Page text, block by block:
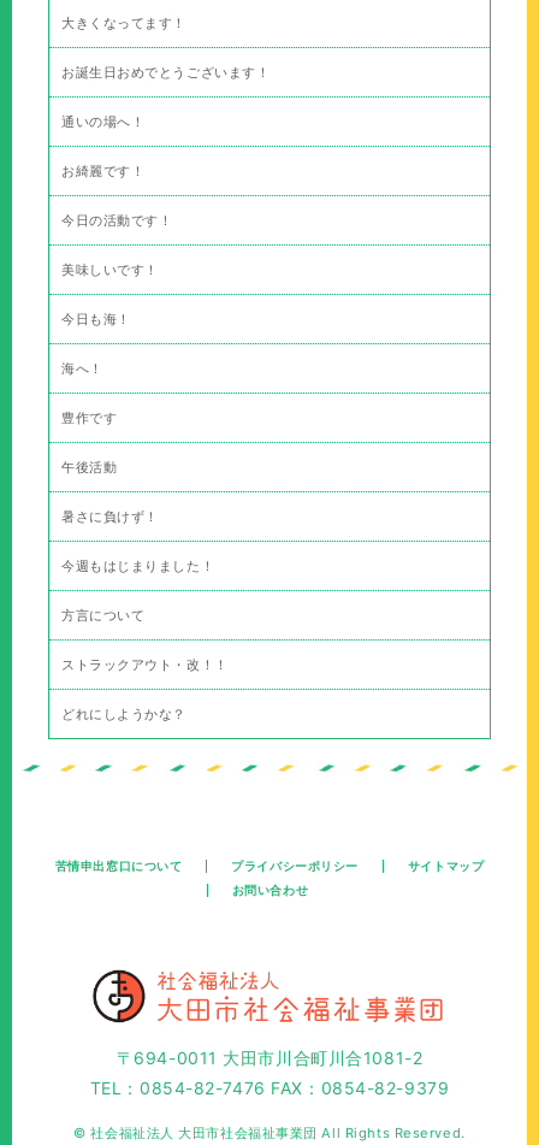
大きくなってます！
お誕生日おめでとうございます！
通いの場へ！
お綺麗です！
今日の活動です！
美味しいです！
今日も海！
海へ！
豊作です
午後活動
暑さに負けず！
今週もはじまりました！
方言について
ストラックアウト・改！！
どれにしようかな？
苦情申出窓口について プライバシーポリシー
サイトマップ
お問い合わせ
〒694-0011 大田市川合町川合1081-2
TEL：0854-82-7476 FAX：0854-82-9379
© 社会福祉法人 大田市社会福祉事業団 All Rights Reserved.